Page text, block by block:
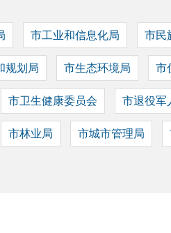
市工业和信息化局 市民
规划局 市生态环境局 市
市卫生健康委员会 市退役军
市林业局 市城市管理局